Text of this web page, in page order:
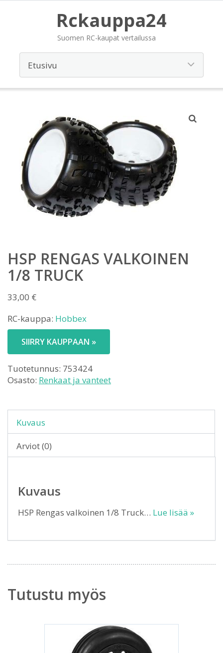
Rckauppa24
Suomen RC-kaupat vertailussa
HSP RENGAS VALKOINEN
1/8 TRUCK
33,00 €
RC-kauppa: Hobbex
SIIRRY KAUPPAAN »
Tuotetunnus: 753424
Osasto: Renkaat ja vanteet
Kuvaus
Arviot (0)
Kuvaus
HSP Rengas valkoinen 1/8 Truck… Lue lisää »
Tutustu myös